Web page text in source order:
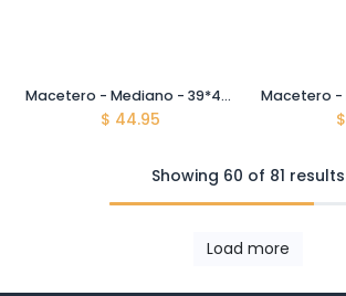
Macetero - Mediano - 39*40 cm - Plata Brillante
$ 44.95 $
Showing 60 of 81 results
Load more